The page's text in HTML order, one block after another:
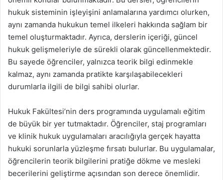
hukuk sisteminin işleyişini anlamalarına yardımcı olurken,
aynı zamanda hukukun temel ilkeleri hakkında sağlam bir
temel oluşturmaktadır. Ayrıca, derslerin içeriği, güncel
hukuk gelişmeleriyle de sürekli olarak güncellenmektedir.
Bu sayede öğrenciler, yalnızca teorik bilgi edinmekle
kalmaz, aynı zamanda pratikte karşılaşabilecekleri
durumlarla ilgili de bilgi sahibi olurlar.
Hukuk Fakültesi’nin ders programında uygulamalı eğitim
de büyük bir yer tutmaktadır. Öğrenciler, staj programları
ve klinik hukuk uygulamaları aracılığıyla gerçek hayatta
hukuki sorunlarla yüzleşme fırsatı bulurlar. Bu uygulamalar,
öğrencilerin teorik bilgilerini pratiğe dökme ve mesleki
becerilerini geliştirme açısından son derece önemlidir.